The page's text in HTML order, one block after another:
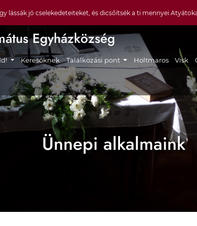
lássák jó cselekedeteiteket, és dicsőítsék a ti mennyei
Ünnepi alkalmaink
Egyházközség
Keresőknek Találkozási pont Holtmaros Visk